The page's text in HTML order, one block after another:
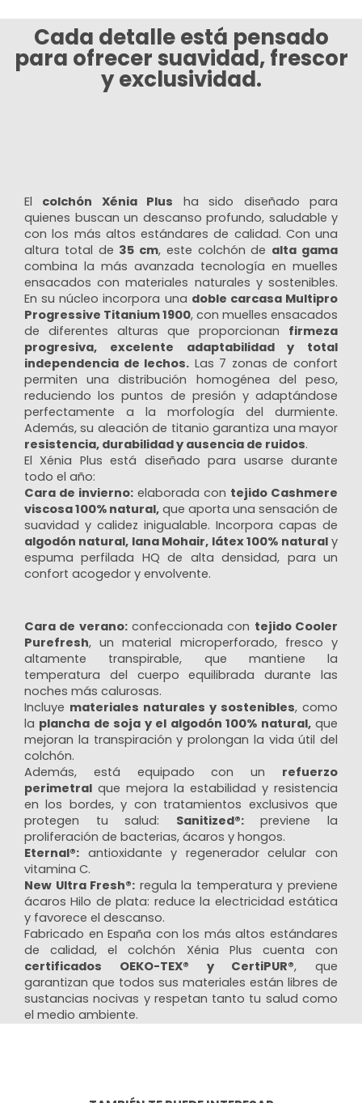
Cada detalle está pensado
para ofrecer suavidad, frescor
y exclusividad.
El colchón Xénia Plus ha sido diseñado para
quienes buscan un descanso profundo, saludable y
con los más altos estándares de calidad. Con una
altura total de 35 cm, este colchón de alta gama
combina la más avanzada tecnología en muelles
ensacados con materiales naturales y sostenibles.
En su núcleo incorpora una doble carcasa Multipro
Progressive Titanium 1900, con muelles ensacados
de diferentes alturas que proporcionan firmeza
progresiva, excelente adaptabilidad y total
independencia de lechos. Las 7 zonas de confort
permiten una distribución homogénea del peso,
reduciendo los puntos de presión y adaptándose
perfectamente a la morfología del durmiente.
Además, su aleación de titanio garantiza una mayor
resistencia, durabilidad y ausencia de ruidos.
El Xénia Plus está diseñado para usarse durante
todo el año:
Cara de invierno: elaborada con tejido Cashmere
viscosa 100% natural, que aporta una sensación de
suavidad y calidez inigualable. Incorpora capas de
algodón natural, lana Mohair, látex 100% naturaly
espuma perfilada HQ de alta densidad, para un
confort acogedor y envolvente.
Cara de verano:confeccionada con tejido Cooler
Purefresh, un material microperforado, fresco y
altamente transpirable, que mantiene la
temperatura del cuerpo equilibrada durante las
noches más calurosas.
Incluye materiales naturales y sostenibles, como
la plancha de soja y el algodón 100% natural,que
mejoran la transpiración y prolongan la vida útil del
colchón.
Además, está equipado con un refuerzo
perimetral que mejora la estabilidad y resistencia
en los bordes, y con tratamientos exclusivos que
protegen tu salud: Sanitized®:previene la
proliferación de bacterias, ácaros y hongos.
Eternal®: antioxidante y regenerador celular con
vitamina C.
New Ultra Fresh®: regula la temperatura y previene
ácaros Hilo de plata: reduce la electricidad estática
y favorece el descanso.
Fabricado en España con los más altos estándares
de calidad, el colchón Xénia Plus cuenta con
certificados OEKO-TEX® y CertiPUR®, que
garantizan que todos sus materiales están libres de
sustancias nocivas y respetan tanto tu salud como
el medio ambiente.
¡Suscríbete a nuestra newsletter y
recibe ofertas exclusivas!
Regístrate en nuestra newsletter. Recibirás ofertas
exclusivas y estarás siempre informado sobre
nuestras últimas novedades.
¡Quiero suscribirme!
No, gracias